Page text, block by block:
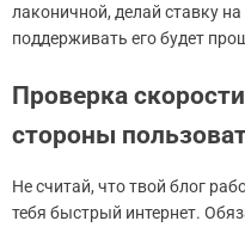
лаконичной, делай ставку
поддерживать его будет
Проверка
стороны
Не считай, что твой блог
тебя быстрый интернет.